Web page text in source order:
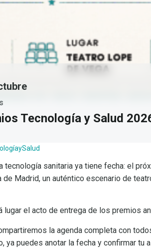
Tecnología y Salud
tecnología sanitaria ya tiene fecha: el
de Madrid, un auténtico escenario de
lugar el acto de entrega de los premios
la agenda completa con
ya puedes anotar la fecha y confirmar